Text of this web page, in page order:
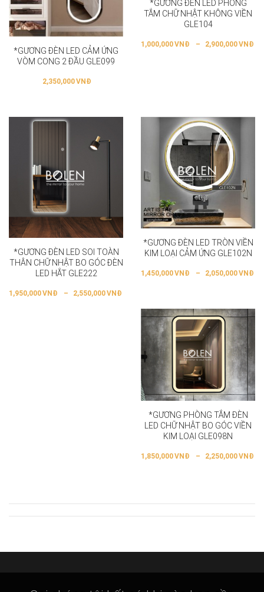
*GƯƠNG ĐÈN LED CẢM ỨNG
VÒM CONG 2 ĐẦU GLE099
2,350,000VNĐ
*GƯƠNG ĐÈN LED PHÒNG
TẮM CHỮ NHẬT KHÔNG VIỀN
GLE104
1,000,000VNĐ – 2,900,000VNĐ
*GƯƠNG ĐÈN LED SOI TOÀN
THÂN CHỮ NHẬT BO GÓC ĐÈN
LED HẮT GLE222
1,950,000VNĐ – 2,550,000VNĐ
*GƯƠNG ĐÈN LED TRÒN VIỀN
KIM LOẠI CẢM ỨNG GLE102N
1,450,000VNĐ – 2,050,000VNĐ
*GƯƠNG PHÒNG TẮM ĐÈN
LED CHỮ NHẬT BO GÓC VIỀN
KIM LOẠI GLE098N
1,850,000VNĐ – 2,250,000VNĐ